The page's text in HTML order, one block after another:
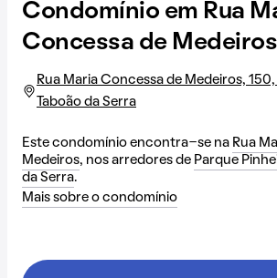
Condomínio em Rua
Concessa de
Rua Maria Concessa de Medeiros,
Taboão da Serra
Este condomínio encontra-se na Rua
Medeiros, nos arredores de Parque
da Serra.
Mais sobre o condomínio